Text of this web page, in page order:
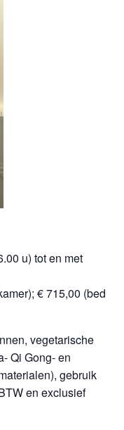
u) tot en met
€ 715,00 (bed
vegetarische
Qi Gong- en
gebruik
en exclusief